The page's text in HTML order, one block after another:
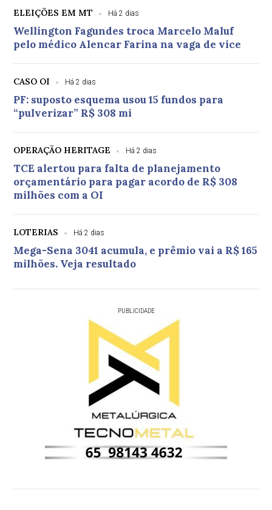
ELEIÇÕES EM MT Há 2 dias
Wellington Fagundes troca Marcelo Maluf
pelo médico Alencar Farina na vaga de vice
CASO OI Há 2 dias
PF: suposto esquema usou 15 fundos para
“pulverizar” R$ 308 mi
OPERAÇÃO HERITAGE Há 2 dias
TCE alertou para falta de planejamento
orçamentário para pagar acordo de R$ 308
milhões com a OI
LOTERIAS Há 2 dias
Mega-Sena 3041 acumula, e prêmio vai a R$ 165
milhões. Veja resultado
PUBLICIDADE